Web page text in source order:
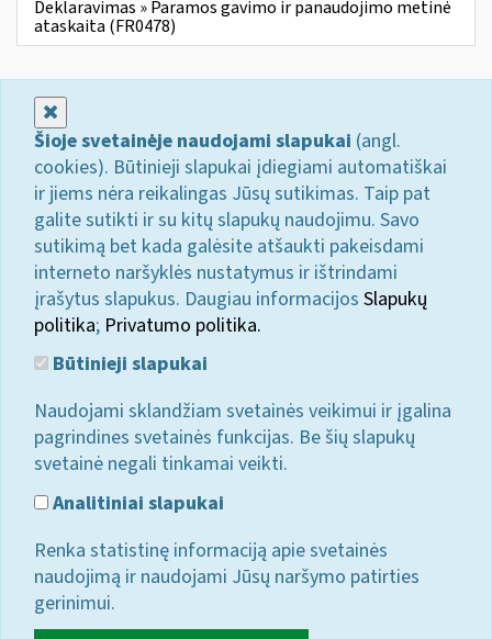
Deklaravimas » Paramos gavimo ir panaudojimo metinė
ataskaita (FR0478)
Šioje svetainėje naudojami slapukai (angl.
cookies). Būtinieji slapukai įdiegiami automatiškai
ir jiems nėra reikalingas Jūsų sutikimas. Taip pat
galite sutikti ir su kitų slapukų naudojimu. Savo
sutikimą bet kada galėsite atšaukti pakeisdami
interneto naršyklės nustatymus ir ištrindami
įrašytus slapukus. Daugiau informacijos Slapukų
politika; Privatumo politika.
Būtinieji slapukai
Naudojami sklandžiam svetainės veikimui ir įgalina
pagrindines svetainės funkcijas. Be šių slapukų
svetainė negali tinkamai veikti.
Analitiniai slapukai
Renka statistinę informaciją apie svetainės
naudojimą ir naudojami Jūsų naršymo patirties
gerinimui.